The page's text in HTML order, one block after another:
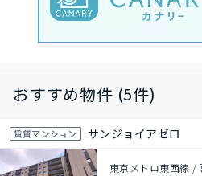
おすすめ物件 (5件)
賃貸マンション サンジョイアゼロ
東京メトロ東西線 /